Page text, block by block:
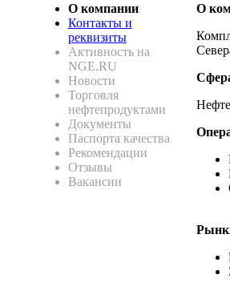
О компании
Контакты и
реквизиты
Активность на
NGE.RU
Новости
Торговля
нефтепродуктами
Документы
Паспорта качества
Рекомендации
Отзывы
Вакансии
О